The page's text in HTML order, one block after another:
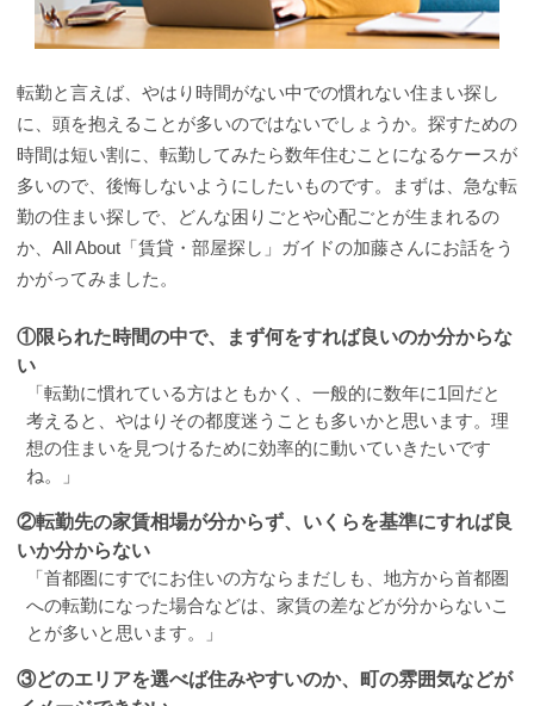
転勤と言えば、やはり時間がない中での慣れない住まい探し
に、頭を抱えることが多いのではないでしょうか。探すための
時間は短い割に、転勤してみたら数年住むことになるケースが
多いので、後悔しないようにしたいものです。まずは、急な転
勤の住まい探しで、どんな困りごとや心配ごとが生まれるの
か、All About「賃貸・部屋探し」ガイドの加藤さんにお話をう
かがってみました。
①限られた時間の中で、まず何をすれば良いのか分からな
い
「転勤に慣れている方はともかく、一般的に数年に1回だと
考えると、やはりその都度迷うことも多いかと思います。理
想の住まいを見つけるために効率的に動いていきたいです
ね。」
②転勤先の家賃相場が分からず、いくらを基準にすれば良
いか分からない
「首都圏にすでにお住いの方ならまだしも、地方から首都圏
への転勤になった場合などは、家賃の差などが分からないこ
とが多いと思います。」
③どのエリアを選べば住みやすいのか、町の雰囲気などが